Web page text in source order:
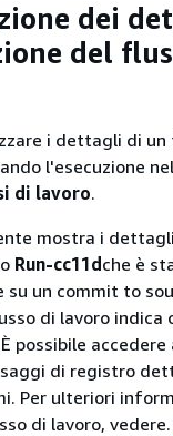
dei
del
i dettagli di
l'esecuzione
di lavoro.
mostra i
Run-cc11dche è
un commit to
di lavoro indica
possibile
di registro
Per ulteriori
di lavoro, vedere.